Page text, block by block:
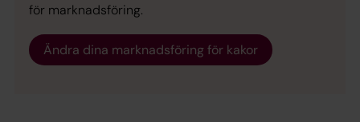
för marknadsföring.
Ändra dina marknadsföring för kakor